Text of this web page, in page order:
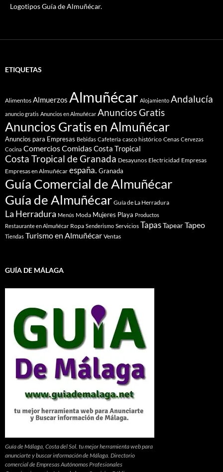
Logotipos Guía de Almuñécar.
ETIQUETAS
Alimentos Almuerzos Almuñécar Alojamiento Andalucía
anuncio gratis Anuncios en Almuñécar Anuncios Gratis
Anuncios Gratis en Almuñécar
Anuncios para Empresas Bebidas Cafetería casco histórico Cenas Cervezas
Cocina ComerciosComidasCosta Tropical
Costa Tropical de Granada Desayunos Electricidad Empresas
Empresas en Almuñécar españa. Granada
Guía Comercial de Almuñécar
Guía de Almuñécar Guía de La Herradura
La Herradura Menús Moda Mujeres Playa Productos
Restaurante en Almuñécar Ropa Senderismo Servicios TapasTapearTapeo
Tiendas Turismo en Almuñécar Ventas
GUÍA DE MÁLAGA
Guía de Málaga, Costa del Sol. tu mejor herramienta web para
anunciarte y buscar información de Málaga. Directorio
comercial de Empresas Autónomos Profesionales